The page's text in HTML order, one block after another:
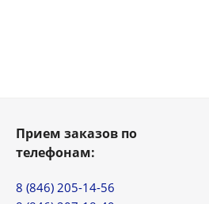
Прием заказов по
телефонам:
8 (846) 205-14-56